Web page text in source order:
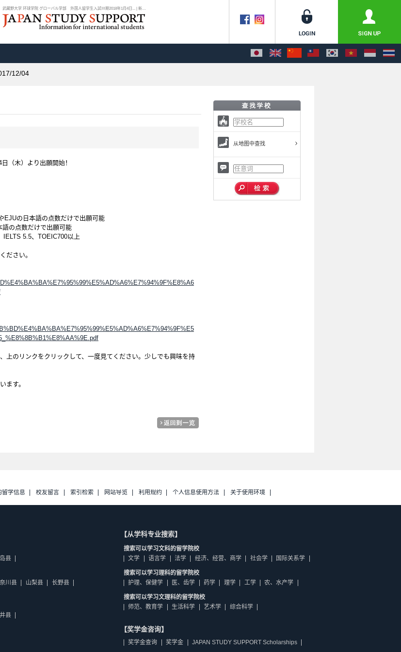
武藏野大学 环球学院 グローバル学部 外国人留学生入試Ⅲ期2018年1月4日... | 新闻...
12/04
（木）より出願開始！
EJUの日本語の点数だけで出願可能
語の点数だけで出願可能
IELTS 5.5、TOEIC700以上
ださい。
上のリンクをクリックして、一度見てください。少しでも興味を持
ます。
从地图中查找
留学信息 校友留言 索引检索 网站导览 利用规约 个人信息使用方法 关于使用环境
县
川县 山梨县
长野县
县
【从学科专业搜索】
搜索可以学习文科的留学院校
文学
语言学 法学 经济、经营、商学 社会学 国际关系学
搜索可以学习理科的留学院校
护理、保健学
医、齿学 药学 理学 工学 农、水产学
搜索可以学习文理科的留学院校
师范、教育学
生活科学 艺术学 综合科学
【奖学金咨询】
奖学金查询 奖学金 JAPAN STUDY SUPPORT Scholarships